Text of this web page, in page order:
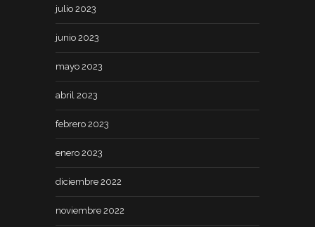
julio 2023
junio 2023
mayo 2023
abril 2023
febrero 2023
enero 2023
diciembre 2022
noviembre 2022